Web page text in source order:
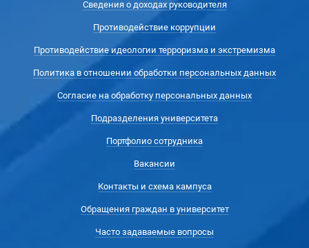
Сведения о доходах руководителя
Противодействие коррупции
Противодействие идеологии терроризма и экстремизма
Политика в отношении обработки персональных данных
Согласие на обработку персональных данных
Подразделения университета
Портфолио сотрудника
Вакансии
Контакты и схема кампуса
Обращения граждан в университет
Часто задаваемые вопросы